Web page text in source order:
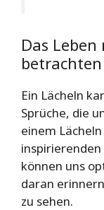
Das
betrachten
Ein Lächeln
Sprüche, die
einem
inspirierenden
können uns
daran
zu sehen.